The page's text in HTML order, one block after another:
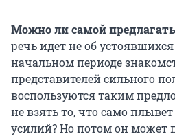
Можно ли самой предлагать
речь идет не об
начальном периоде
представителей сильного
воспользуются таким
не взять то, что само
усилий? Но потом он может